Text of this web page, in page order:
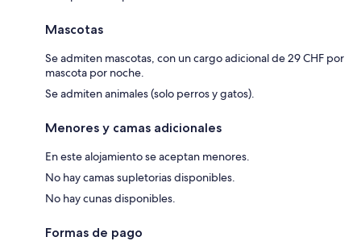
Mascotas
Se admiten mascotas, con un cargo adicional de 29 CHF por
mascota por noche.
Se admiten animales (solo perros y gatos).
Menores y camas adicionales
En este alojamiento se aceptan menores.
No hay camas supletorias disponibles.
No hay cunas disponibles.
Formas de pago